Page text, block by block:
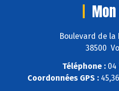
Boulevard de la
38500
Téléphone :04
Coordonnées GPS :